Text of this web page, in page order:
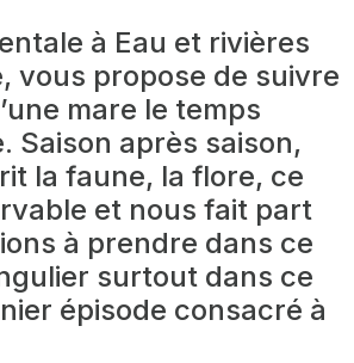
à Eau et rivières
vous propose de suivre
mare le temps
Saison après saison,
la faune, la flore, ce
et nous fait part
à prendre dans ce
surtout dans ce
épisode consacré à